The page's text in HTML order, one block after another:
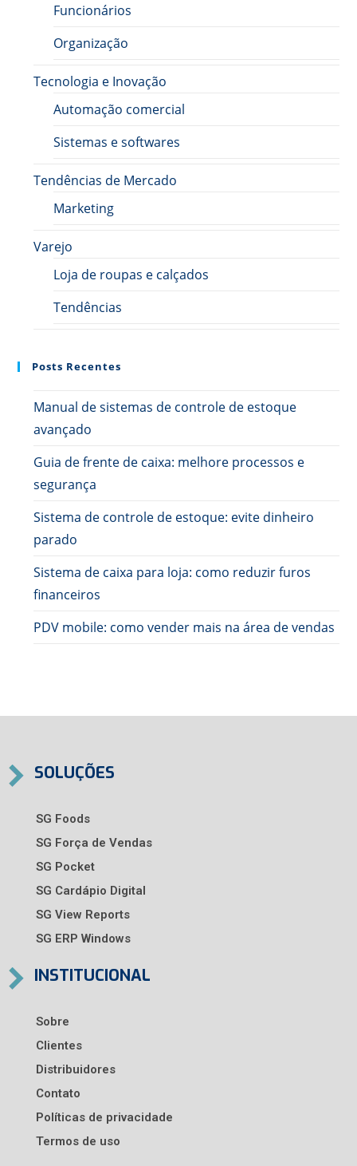
Funcionários
Organização
Tecnologia e Inovação
Automação comercial
Sistemas e softwares
Tendências de Mercado
Marketing
Varejo
Loja de roupas e calçados
Tendências
Posts Recentes
Manual de sistemas de controle de estoque
avançado
Guia de frente de caixa: melhore processos e
segurança
Sistema de controle de estoque: evite dinheiro
parado
Sistema de caixa para loja: como reduzir furos
financeiros
PDV mobile: como vender mais na área de vendas
SOLUÇÕES
SG Foods
SG Força de Vendas
SG Pocket
SG Cardápio Digital
SG View Reports
SG ERP Windows
INSTITUCIONAL
Sobre
Clientes
Distribuidores
Contato
Políticas de privacidade
Termos de uso